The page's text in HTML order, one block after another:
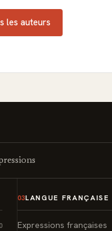
les auteurs
03LANGUE FRANÇAISE
Expressions françaises